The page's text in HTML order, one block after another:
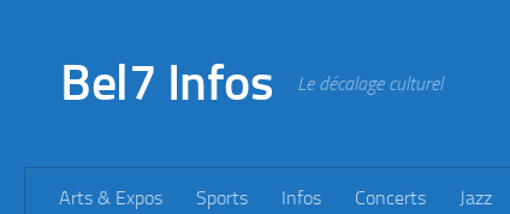
Bel7 Infos Le décalage culturel
Arts & Expos Sports Infos Concerts Jazz